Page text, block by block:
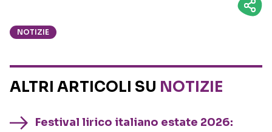
NOTIZIE
ALTRI ARTICOLI SU NOTIZIE
Festival lirico italiano estate 2026: